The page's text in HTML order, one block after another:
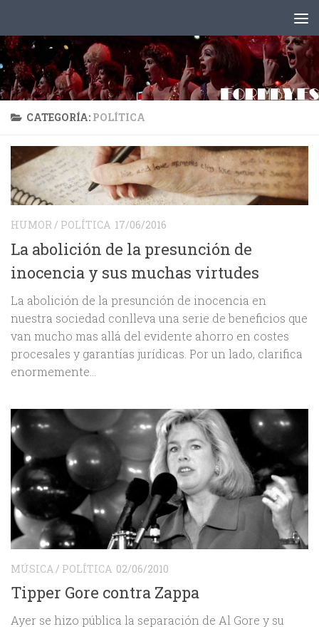
CATEGORÍA: POLÍTICA
HUMOR/ POLÍTICA 17/06/2016
La abolición de la presunción de
inocencia y sus muchas virtudes
La abolición de la presunción de inocencia en
nuestra sociedad conlleva una serie de beneficios que
van mucho mas allá del evidente ahorro en costes
procesales y garantías jurídicas. Por un lado, clarifica
enormemente...
MÚSICA / POLÍTICA 02/06/2010
Tipper Gore contra Zappa
Ayer se hizo pública la separación de Al Gore y su